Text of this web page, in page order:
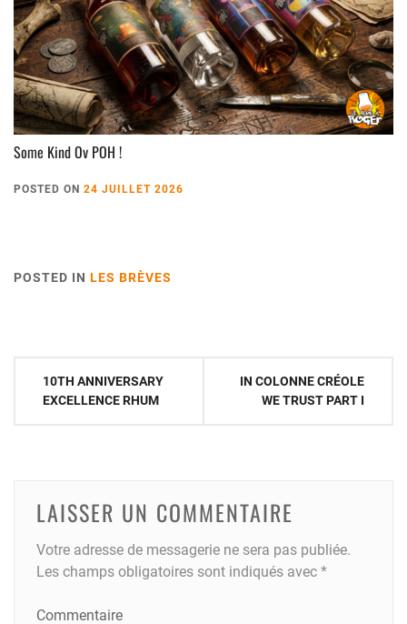
Some Kind Ov POH !
POSTED ON 24 JUILLET 2026
POSTED IN LES BRÈVES
Navigation
10TH ANNIVERSARY
EXCELLENCE RHUM
IN COLONNE CRÉOLE
WE TRUST PART I
LAISSER UN COMMENTAIRE
Votre adresse de messagerie ne sera pas publiée.
Les champs obligatoires sont indiqués avec *
Commentaire